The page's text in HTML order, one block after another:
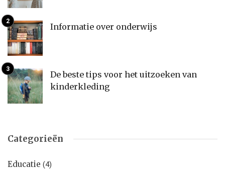
Informatie over onderwijs
De beste tips voor het uitzoeken van
kinderkleding
Categorieën
Educatie (4)